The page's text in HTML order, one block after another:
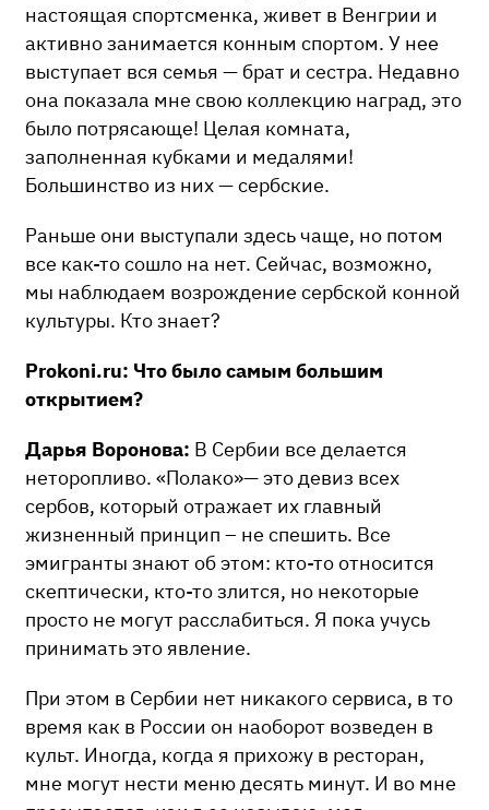
настоящая спортсменка, живет в Венгрии и
активно занимается конным спортом. У нее
выступает вся семья — брат и сестра. Недавно
она показала мне свою коллекцию наград, это
было потрясающе! Целая комната,
заполненная кубками и медалями!
Большинство из них — сербские.
Раньше они выступали здесь чаще, но потом
все как-то сошло на нет. Сейчас, возможно,
мы наблюдаем возрождение сербской конной
культуры. Кто знает?
Prokoni.ru: Что было самым большим
открытием?
Дарья Воронова: В Сербии все делается
неторопливо. «Полако»— это девиз всех
сербов, который отражает их главный
жизненный принцип – не спешить. Все
эмигранты знают об этом: кто-то относится
скептически, кто-то злится, но некоторые
просто не могут расслабиться. Я пока учусь
принимать это явление.
При этом в Сербии нет никакого сервиса, в то
время как в России он наоборот возведен в
культ. Иногда, когда я прихожу в ресторан,
мне могут нести меню десять минут. И во мне